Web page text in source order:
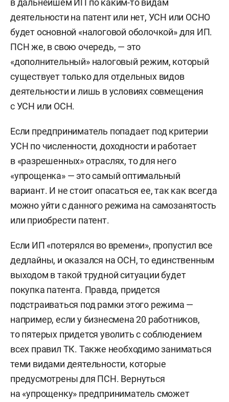
в дальнейшем ИП по каким-то видам
деятельности на патент или нет, УСН или ОСНО
будет основной «налоговой оболочкой» для ИП.
ПСН же, в свою очередь, — это
«дополнительный» налоговый режим, который
существует только для отдельных видов
деятельности и лишь в условиях совмещения
с УСН или ОСН.
Если предприниматель попадает под критерии
УСН по численности, доходности и работает
в «разрешенных» отраслях, то для него
«упрощенка» — это самый оптимальный
вариант. И не стоит опасаться ее, так как всегда
можно уйти с данного режима на самозанятость
или приобрести патент.
Если ИП «потерялся во времени», пропустил все
дедлайны, и оказался на ОСН, то единственным
выходом в такой трудной ситуации будет
покупка патента. Правда, придется
подстраиваться под рамки этого режима —
например, если у бизнесмена 20 работников,
то пятерых придется уволить с соблюдением
всех правил ТК. Также необходимо заниматься
теми видами деятельности, которые
предусмотрены для ПСН. Вернуться
на «упрощенку» предприниматель сможет